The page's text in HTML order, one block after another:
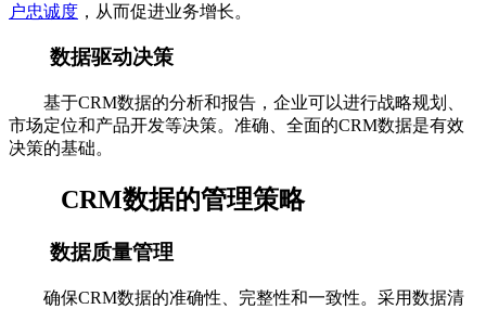
户忠诚度 ，从而促进业务增长。
数据驱动决策
基于CRM数据的分析和报告，企业可以进行战略规划、
市场定位和产品开发等决策。准确、全面的CRM数据是有效
决策的基础。
CRM数据的管理策略
数据质量管理
确保CRM数据的准确性、完整性和一致性。采用数据清